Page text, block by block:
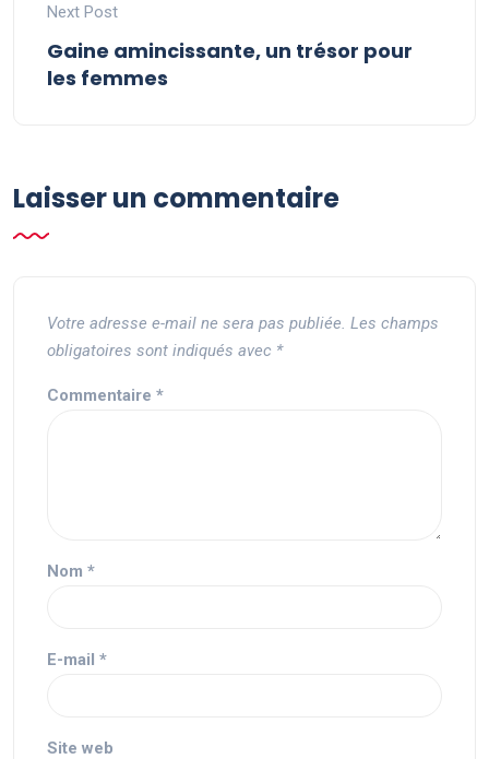
Next Post
Gaine amincissante, un trésor pour
les femmes
Laisser un commentaire
Votre adresse e-mail ne sera pas publiée. Les champs
obligatoires sont indiqués avec *
Commentaire *
Nom *
E-mail *
Site web